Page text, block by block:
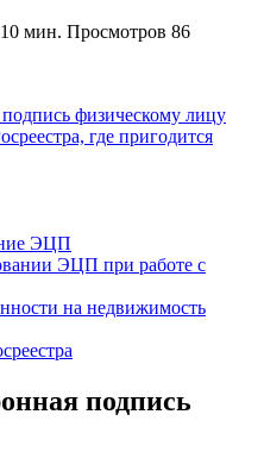
10 мин. Просмотров 86
физическому лицу
где пригодится
ЭЦП
ЭЦП при работе с
на недвижимость
подпись